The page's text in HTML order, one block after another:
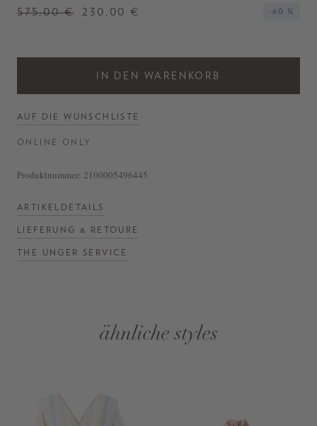
575,00 € 230,00 € -60 %
IN DEN WARENKORB
AUF DIE WUNSCHLISTE
ONLINE ONLY
Produktnummer: 2100005496445
ARTIKELDETAILS
LIEFERUNG & RETOURE
THE UNGER SERVICE
ähnliche styles